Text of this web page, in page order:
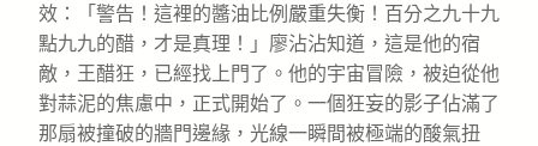
效：「警告！這裡的醬油比例嚴重失衡！百分之九十九
點九九的醋，才是真理！」廖沾沾知道，這是他的宿
敵，王醋狂，已經找上門了。他的宇宙冒險，被迫從他
對蒜泥的焦慮中，正式開始了。一個狂妄的影子佔滿了
那扇被撞破的牆門邊緣，光線一瞬間被極端的酸氣扭